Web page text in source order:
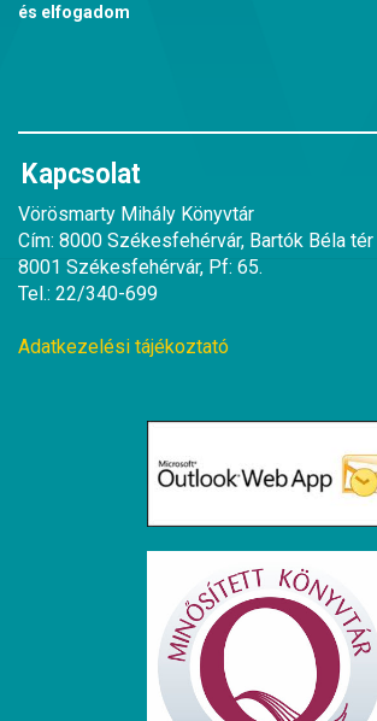
és elfogadom
Kapcsolat
Vörösmarty Mihály Könyvtár
Cím: 8000 Székesfehérvár, Bartók Béla tér
8001 Székesfehérvár, Pf: 65.
Tel.: 22/340-699
Adatkezelési tájékoztató